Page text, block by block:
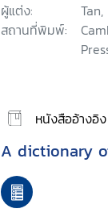
ผู้แต่ง:
สถานที่พิมพ์:
หนังสืออ้างอิง
A dictionary